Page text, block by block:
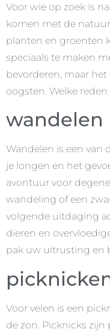
Voor wie op zoek is
komen met de
planten en groenten
speciaals te maken
bevorderen, maar
oogsten. Welke
wandelen
Wandelen is een van
je longen en het
avontuur voor
wandeling of een
volgende uitdaging
dieren en
pak uw uitrusting en
Voor velen is een
de zon. Picknicks